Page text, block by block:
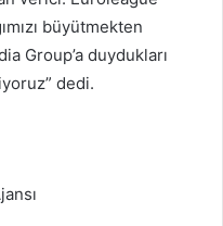
büyütmekten
Group’a duydukları
dedi.